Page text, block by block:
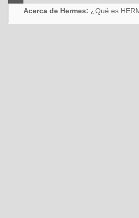
Acerca de Hermes: ¿Qué es